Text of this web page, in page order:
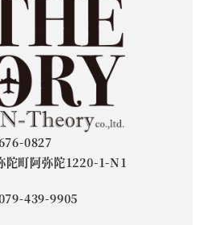
0827
陀町阿弥陀1220-1-N1
439-9905